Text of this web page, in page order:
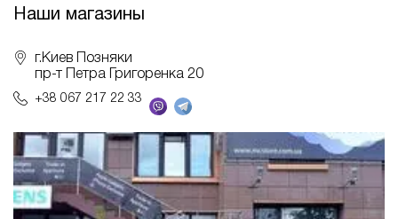
Наши магазины
г.Киев Позняки
пр-т Петра Григоренка 20
+38 067 217 22 33